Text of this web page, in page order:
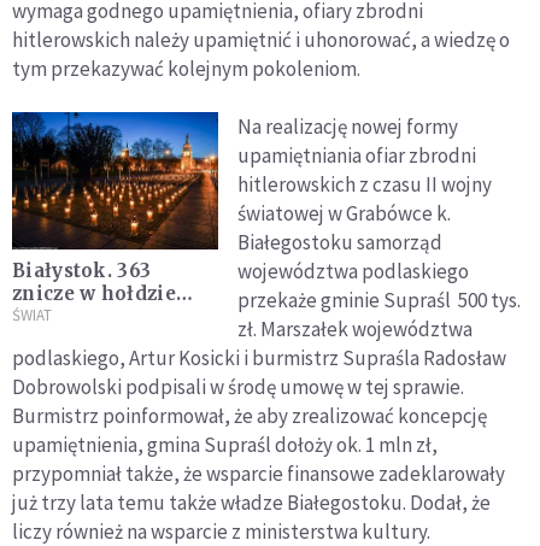
wymaga godnego upamiętnienia, ofiary zbrodni
hitlerowskich należy upamiętnić i uhonorować, a wiedzę o
tym przekazywać kolejnym pokoleniom.
Białystok. 363
znicze w hołdzie
zmarłym na covid
ŚWIAT
Na realizację nowej formy
upamiętniania ofiar zbrodni
hitlerowskich z czasu II wojny
światowej w Grabówce k.
Białegostoku samorząd
województwa podlaskiego
przekaże gminie Supraśl 500 tys.
zł. Marszałek województwa
podlaskiego, Artur Kosicki i burmistrz Supraśla Radosław
Dobrowolski podpisali w środę umowę w tej sprawie.
Burmistrz poinformował, że aby zrealizować koncepcję
upamiętnienia, gmina Supraśl dołoży ok. 1 mln zł,
przypomniał także, że wsparcie finansowe zadeklarowały
już trzy lata temu także władze Białegostoku. Dodał, że
liczy również na wsparcie z ministerstwa kultury.